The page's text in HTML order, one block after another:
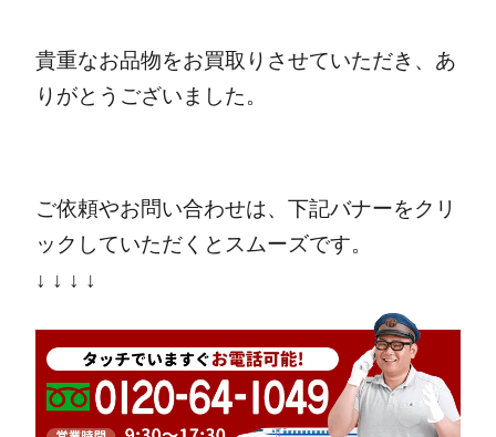
貴重なお品物をお買取りさせていただき、あ
りがとうございました。
ご依頼やお問い合わせは、下記バナーをクリ
ックしていただくとスムーズです。
↓ ↓ ↓ ↓